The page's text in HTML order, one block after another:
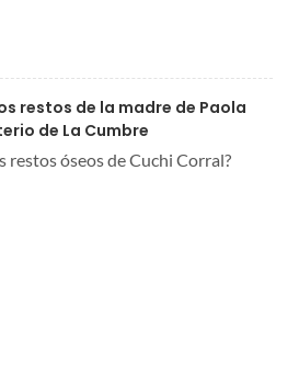
restos de la madre de Paola
de La Cumbre
restos óseos de Cuchi Corral?